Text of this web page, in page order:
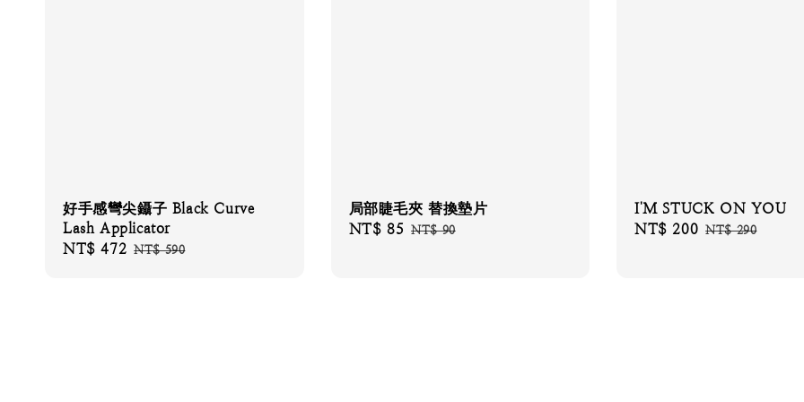
好手感彎尖鑷子 Black Curve
Lash Applicator
Sale
NT$ 472 Regular
NT$ 590
局部睫毛夾 替換墊片
Sale
NT$ 85 Regular
NT$ 90
I'M STUCK ON YOU
Sale
NT$ 200 Regular
NT$ 290